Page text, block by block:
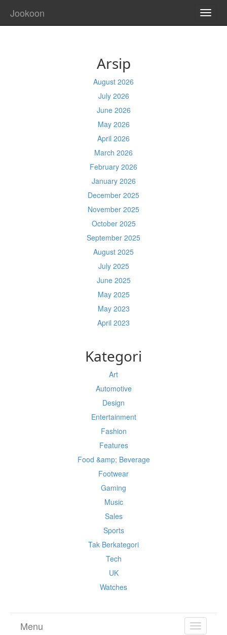
Jookoon
Arsip
August 2026
July 2026
June 2026
May 2026
April 2026
March 2026
February 2026
January 2026
December 2025
November 2025
October 2025
September 2025
August 2025
July 2025
June 2025
May 2025
May 2023
April 2023
Kategori
Art
Automotive
Design
Entertainment
Fashion
Features
Food &amp; Beverage
Footwear
Gaming
Music
Sales
Sports
Tak Berkategori
Tech
UK
Watches
TOGGLE
Menu